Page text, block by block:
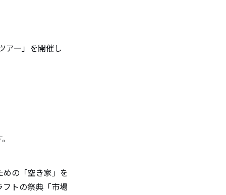
アー」を開催し
の「空き家」を
トの祭典「市場